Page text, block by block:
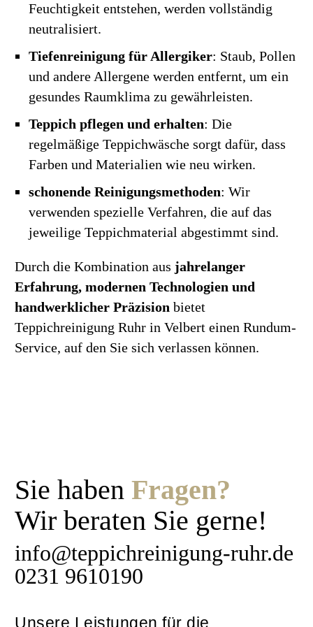
Feuchtigkeit entstehen, werden vollständig
neutralisiert.
Tiefenreinigung für Allergiker: Staub, Pollen
und andere Allergene werden entfernt, um ein
gesundes Raumklima zu gewährleisten.
Teppich pflegen und erhalten: Die
regelmäßige Teppichwäsche sorgt dafür, dass
Farben und Materialien wie neu wirken.
schonende Reinigungsmethoden: Wir
verwenden spezielle Verfahren, die auf das
jeweilige Teppichmaterial abgestimmt sind.
Durch die Kombination aus jahrelanger
Erfahrung, modernen Technologien und
handwerklicher Präzision bietet
Teppichreinigung Ruhr in Velbert einen Rundum-
Service, auf den Sie sich verlassen können.
Sie haben Fragen?
Wir beraten Sie gerne!
info@teppichreinigung-ruhr.de
0231 9610190
Unsere Leistungen für die